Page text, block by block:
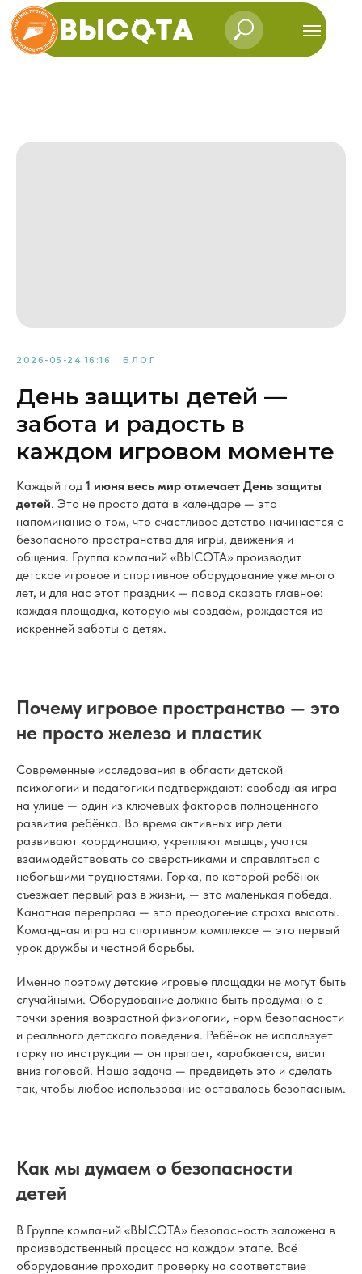
2026-05-24 16:16 БЛОГ
День защиты детей —
забота и радость в
каждом игровом моменте
Каждый год 1 июня весь мир отмечает День защиты
детей. Это не просто дата в календаре — это
напоминание о том, что счастливое детство начинается с
безопасного пространства для игры, движения и
общения. Группа компаний «ВЫСОТА» производит
детское игровое и спортивное оборудование уже много
лет, и для нас этот праздник — повод сказать главное:
каждая площадка, которую мы создаём, рождается из
искренней заботы о детях.
Почему игровое пространство — это
не просто железо и пластик
Современные исследования в области детской
психологии и педагогики подтверждают: свободная игра
на улице — один из ключевых факторов полноценного
развития ребёнка. Во время активных игр дети
развивают координацию, укрепляют мышцы, учатся
взаимодействовать со сверстниками и справляться с
небольшими трудностями. Горка, по которой ребёнок
съезжает первый раз в жизни, — это маленькая победа.
Канатная переправа — это преодоление страха высоты.
Командная игра на спортивном комплексе — это первый
урок дружбы и честной борьбы.
Именно поэтому детские игровые площадки не могут быть
случайными. Оборудование должно быть продумано с
точки зрения возрастной физиологии, норм безопасности
и реального детского поведения. Ребёнок не использует
горку по инструкции — он прыгает, карабкается, висит
вниз головой. Наша задача — предвидеть это и сделать
так, чтобы любое использование оставалось безопасным.
Как мы думаем о безопасности
детей
В Группе компаний «ВЫСОТА» безопасность заложена в
производственный процесс на каждом этапе. Всё
оборудование проходит проверку на соответствие